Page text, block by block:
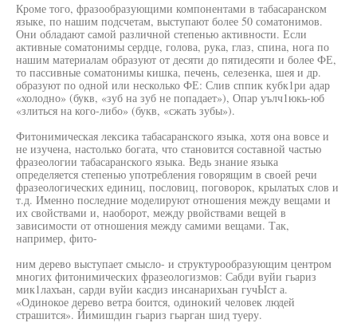
Кроме того, фразообразующими компонентами в табасаранском
языке, по нашим подсчетам, выступают более 50 соматонимов.
Они обладают самой различной степенью активности. Если
активные соматонимы сердце, голова, рука, глаз, спина, нога по
нашим материалам образуют от десяти до пятидесяти и более ФЕ,
то пассивные соматонимы кишка, печень, селезенка, шея и др.
образуют по одной или несколько ФЕ: Слив сппик кубк1ри адар
«холодно» (букв, «зуб на зуб не попадает»), Опар уълч1юкь-юб
«злиться на кого-либо» (букв, «сжать зубы»).
Фитонимическая лексика табасаранского языка, хотя она вовсе и
не изучена, настолько богата, что становится составной частью
фразеологии табасаранского языка. Ведь знание языка
определяется степенью употребления говорящим в своей речи
фразеологических единиц, пословиц, поговорок, крылатых слов и
т.д. Именно последние моделируют отношения между вещами и
их свойствами и, наоборот, между рвойствами вещей в
зависимости от отношения между самими вещами. Так,
например, фито-
ним дерево выступает смысло- и структурообразующим центром
многих фитонимических фразеологизмов: Сабди вуйи гьариз
мик1лахъан, сарди вуйи касдиз инсанарихьан гучЫст а.
«Одинокое дерево ветра боится, одинокий человек людей
страшится». Йимишдин гьариз гьарган шид туеру.